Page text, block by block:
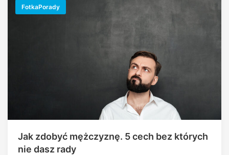
FotkaPorady
Jak zdobyć mężczyznę. 5 cech bez których
nie dasz rady